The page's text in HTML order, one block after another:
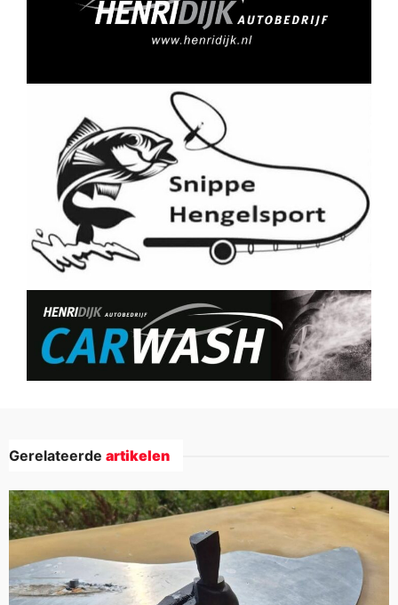
Gerelateerde artikelen